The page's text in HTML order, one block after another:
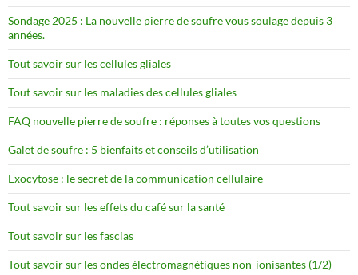
Sondage 2025 : La nouvelle pierre de soufre vous soulage depuis 3
années.
Tout savoir sur les cellules gliales
Tout savoir sur les maladies des cellules gliales
FAQ nouvelle pierre de soufre : réponses à toutes vos questions
Galet de soufre : 5 bienfaits et conseils d’utilisation
Exocytose : le secret de la communication cellulaire
Tout savoir sur les effets du café sur la santé
Tout savoir sur les fascias
Tout savoir sur les ondes électromagnétiques non-ionisantes (1/2)